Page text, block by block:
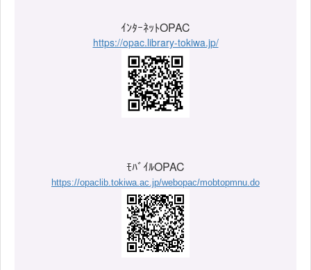
ｲﾝﾀｰﾈｯﾄOPAC
https://opac.library-tokiwa.jp/
ﾓﾊﾞｲﾙOPAC
https://opaclib.tokiwa.ac.jp/webopac/mobtopmnu.do